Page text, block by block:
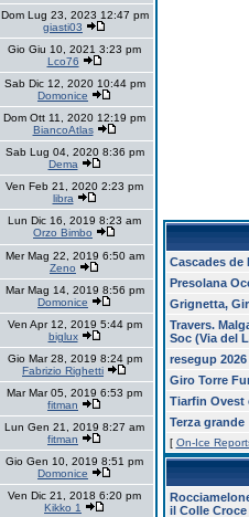
Dom Lug 23, 2023 12:47 pm
giasti03
Gio Giu 10, 2021 3:23 pm
Lco76
Sab Dic 12, 2020 10:44 pm
Domonice
Dom Ott 11, 2020 12:19 pm
BiancoAtlas
Sab Lug 04, 2020 8:36 pm
Dema
Ven Feb 21, 2020 2:23 pm
libra
Lun Dic 16, 2019 8:23 am
Orzo Bimbo
Mer Mag 22, 2019 6:50 am
Zeno
Mar Mag 14, 2019 8:56 pm
Domonice
Ven Apr 12, 2019 5:44 pm
biglux
Gio Mar 28, 2019 8:24 pm
Fabrizio Righetti
Mar Mar 05, 2019 6:53 pm
fitman
Lun Gen 21, 2019 8:27 am
fitman
Gio Gen 10, 2019 8:51 pm
Domonice
Ven Dic 21, 2018 6:20 pm
Kikko 1
Cascades de
Presolana
Grignetta,
Travers.
Soc (Via del
resegup 2026
Giro Torre
Tiarfin Ovest
Terza grande
[ On-Ice
il Colle